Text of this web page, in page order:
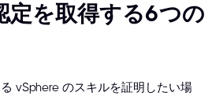
定を取得する6つの
vSphere のスキルを証明したい場